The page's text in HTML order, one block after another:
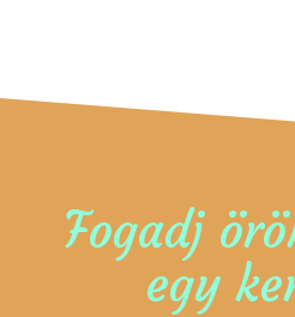
Fogadj
egy